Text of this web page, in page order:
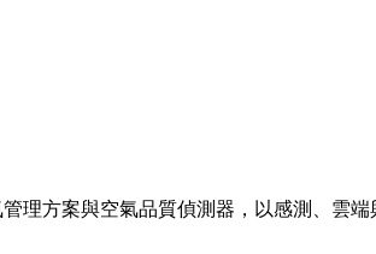
理方案與空氣品質偵測器，以感測、雲端